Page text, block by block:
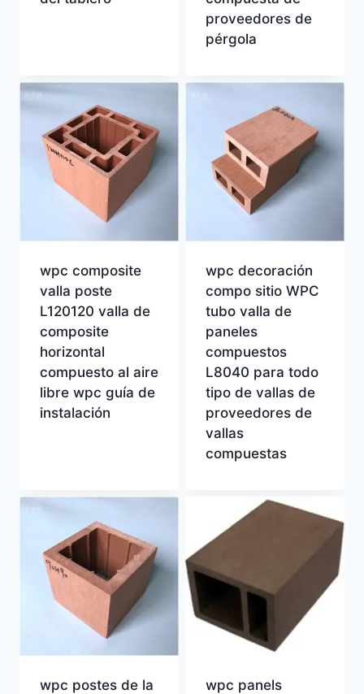
proveedores de
pérgola
wpc composite
valla poste
L120120 valla de
composite
horizontal
compuesto al aire
libre wpc guía de
instalación
wpc decoración
compo sitio WPC
tubo valla de
paneles
compuestos
L8040 para todo
tipo de vallas de
proveedores de
vallas
compuestas
wpc postes de la
wpc panels